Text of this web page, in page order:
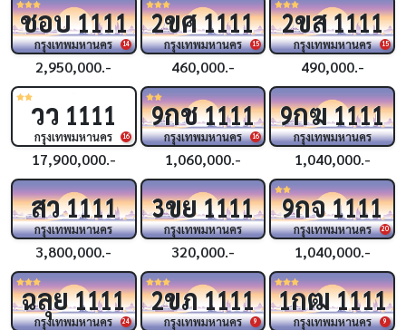
14
ชอบ1111
กรุงเทพมหานคร
2,950,000.-
15
2ขศ1111
กรุงเทพมหานคร
460,000.-
15
2ขส1111
กรุงเทพมหานคร
490,000.-
16
วว 1111
กรุงเทพมหานคร
17,900,000.-
16
9กช1111
กรุงเทพมหานคร
1,060,000.-
9กฆ1111
กรุงเทพมหานคร
1,040,000.-
สว1111
กรุงเทพมหานคร
3,800,000.-
3ขย1111
กรุงเทพมหานคร
320,000.-
20
9กจ1111
กรุงเทพมหานคร
1,040,000.-
24
ฉลุย1111
กรุงเทพมหานคร 9
2ขภ1111
กรุงเทพมหานคร 9
1กฒ1111
กรุงเทพมหานคร